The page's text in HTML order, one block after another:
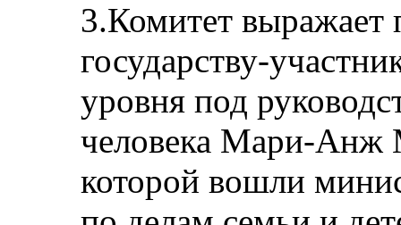
3.Комитет выражает
государству-
уровня под
человека Мари-Анж
которой вошли